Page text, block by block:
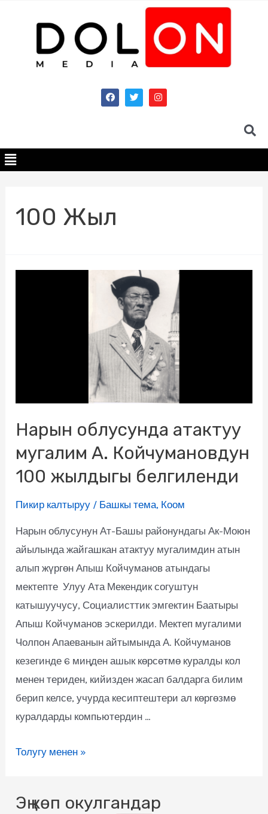
100 Жыл
Нарын облусунда атактуу
мугалим А. Койчумановдун
100 жылдыгы белгиленди
Пикир калтыруу / Башкы тема, Коом
Нарын облусунун Ат-Башы районундагы Ак-Моюн
айылында жайгашкан атактуу мугалимдин атын
алып жүргөн Апыш Койчуманов атындагы
мектепте Улуу Ата Мекендик согуштун
катышуучусу, Социалисттик эмгектин Баатыры
Апыш Койчуманов эскерилди. Мектеп мугалими
Чолпон Апаеванын айтымында А. Койчуманов
кезегинде 6 миңден ашык көрсөтмө куралды кол
менен териден, кийизден жасап балдарга билим
берип келсе, учурда кесиптештери ал көргөзмө
куралдарды компьютердин …
Толугу менен »
Эң көп окулгандар